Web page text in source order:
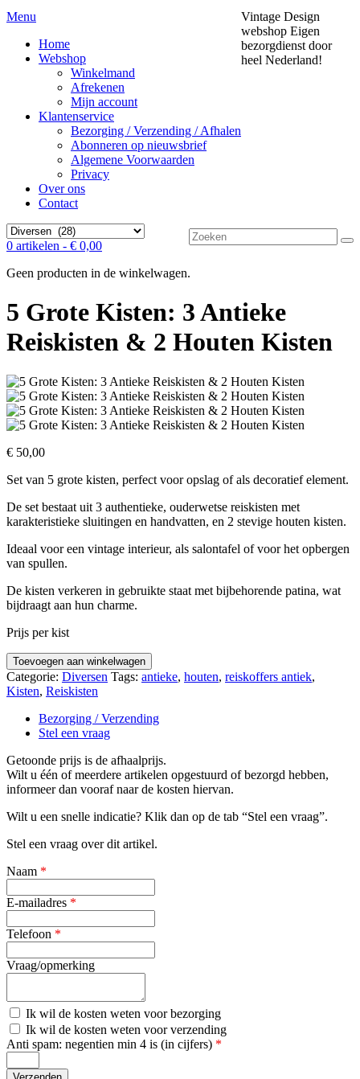
Menu
Home
Webshop
Winkelmand
Afrekenen
Mijn account
Klantenservice
Bezorging / Verzending / Afhalen
Abonneren op nieuwsbrief
Algemene Voorwaarden
Privacy
Over ons
Contact
Zoek
naar:
Vintage Design
webshop Eigen
bezorgdienst door
heel Nederland!
0 artikelen - € 0,00
Geen producten in de winkelwagen.
5 Grote Kisten: 3 Antieke
Reiskisten & 2 Houten Kisten
€ 50,00
Set van 5 grote kisten, perfect voor opslag of als decoratief element.
De set bestaat uit 3 authentieke, ouderwetse reiskisten met
karakteristieke sluitingen en handvatten, en 2 stevige houten kisten.
Ideaal voor een vintage interieur, als salontafel of voor het opbergen
van spullen.
De kisten verkeren in gebruikte staat met bijbehorende patina, wat
bijdraagt aan hun charme.
Prijs per kist
5
Grote
Kisten:
Antieke
Reiskisten
2
Houten
Kisten
Toevoegen aan winkelwagen
Categorie: Diversen Tags: antieke, houten, reiskoffers antiek,
Kisten, Reiskisten
Bezorging / Verzending
Stel een vraag
Getoonde prijs is de afhaalprijs.
Wilt u één of meerdere artikelen opgestuurd of bezorgd hebben,
informeer dan vooraf naar de kosten hiervan.
Wilt u een snelle indicatie? Klik dan op de tab “Stel een vraag”.
Stel een vraag over dit artikel.
Naam *
E-mailadres *
Telefoon *
Vraag/opmerking
Kosten
bezorging
Ik wil de kosten weten voor bezorging
Kosten
verzending
Ik wil de kosten weten voor verzending
Anti spam: negentien min 4 is (in cijfers) *